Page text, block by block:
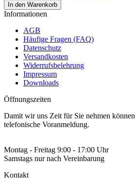
In den Warenkorb
Informationen
AGB
Häufige Fragen (FAQ)
Datenschutz
Versandkosten
Widerrufsbelehrung
Impressum
Downloads
Öffnungszeiten
Damit wir uns Zeit für Sie nehmen
telefonische Voranmeldung.
Montag - Freitag 9:00 - 17:00 Uhr
Samstags nur nach Vereinbarung
Kontakt